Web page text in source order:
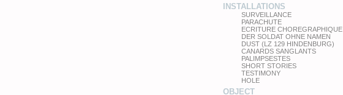
INSTALLATIONS
SURVEILLANCE
PARACHUTE
ECRITURE CHOREGRAPHIQUE
DER SOLDAT OHNE NAMEN
DUST (LZ 129 HINDENBURG)
CANARDS SANGLANTS
PALIMPSESTES
SHORT STORIES
TESTIMONY
HOLE
OBJECT